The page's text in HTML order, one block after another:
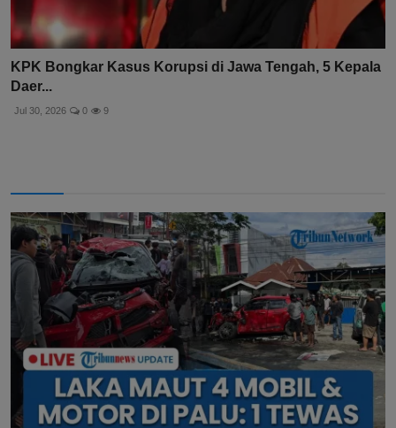
KPK Bongkar Kasus Korupsi di Jawa Tengah, 5 Kepala
Daer...
Jul 30, 2026 0 9